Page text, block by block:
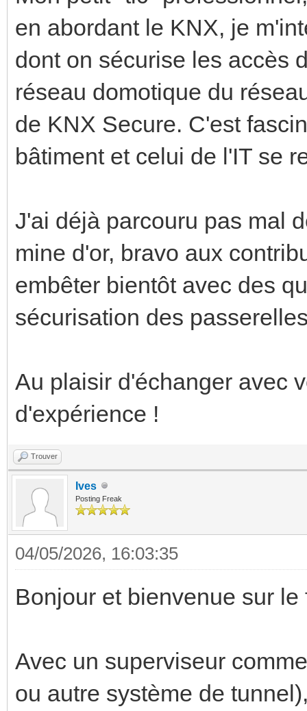
en abordant le KNX, je
dont on sécurise les accès
réseau domotique du
de KNX Secure. C'est
bâtiment et celui de l'IT se
J'ai déjà parcouru pas mal
mine d'or, bravo aux
embêter bientôt avec des
sécurisation des
Au plaisir d'échanger avec
d'expérience !
Trouver
Ives
Posting Freak
04/05/2026, 16:03:35
Bonjour et bienvenue sur le
Avec un superviseur
ou autre système de